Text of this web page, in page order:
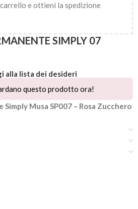
e ottieni la spedizione
SIMPLY 07
alla lista dei desideri
questo prodotto ora!
Musa SP007 – Rosa Zucchero